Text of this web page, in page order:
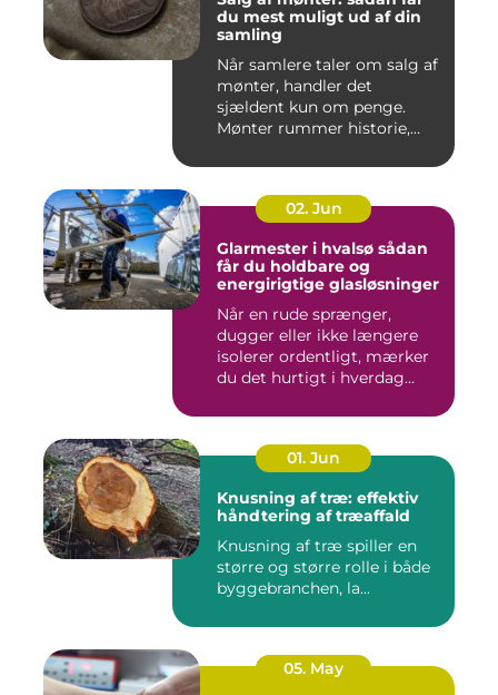
du mest muligt ud af din
samling
Når samlere taler om salg af
mønter, handler det
sjældent kun om penge.
Mønter rummer historie,
02. Jun
Glarmester i hvalsø sådan
får du holdbare og
energirigtige glasløsninger
Når en rude sprænger,
dugger eller ikke længere
isolerer ordentligt, mærker
du det hurtigt i hverdag...
01. Jun
Knusning af træ: effektiv
håndtering af træaffald
Knusning af træ spiller en
større og større rolle i både
byggebranchen, la...
05. May